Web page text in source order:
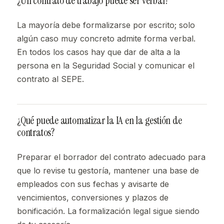
La mayoría debe formalizarse por escrito; solo
algún caso muy concreto admite forma verbal.
En todos los casos hay que dar de alta a la
persona en la Seguridad Social y comunicar el
contrato al SEPE.
¿Qué puede automatizar la IA en la gestión de
contratos?
Preparar el borrador del contrato adecuado para
que lo revise tu gestoría, mantener una base de
empleados con sus fechas y avisarte de
vencimientos, conversiones y plazos de
bonificación. La formalización legal sigue siendo